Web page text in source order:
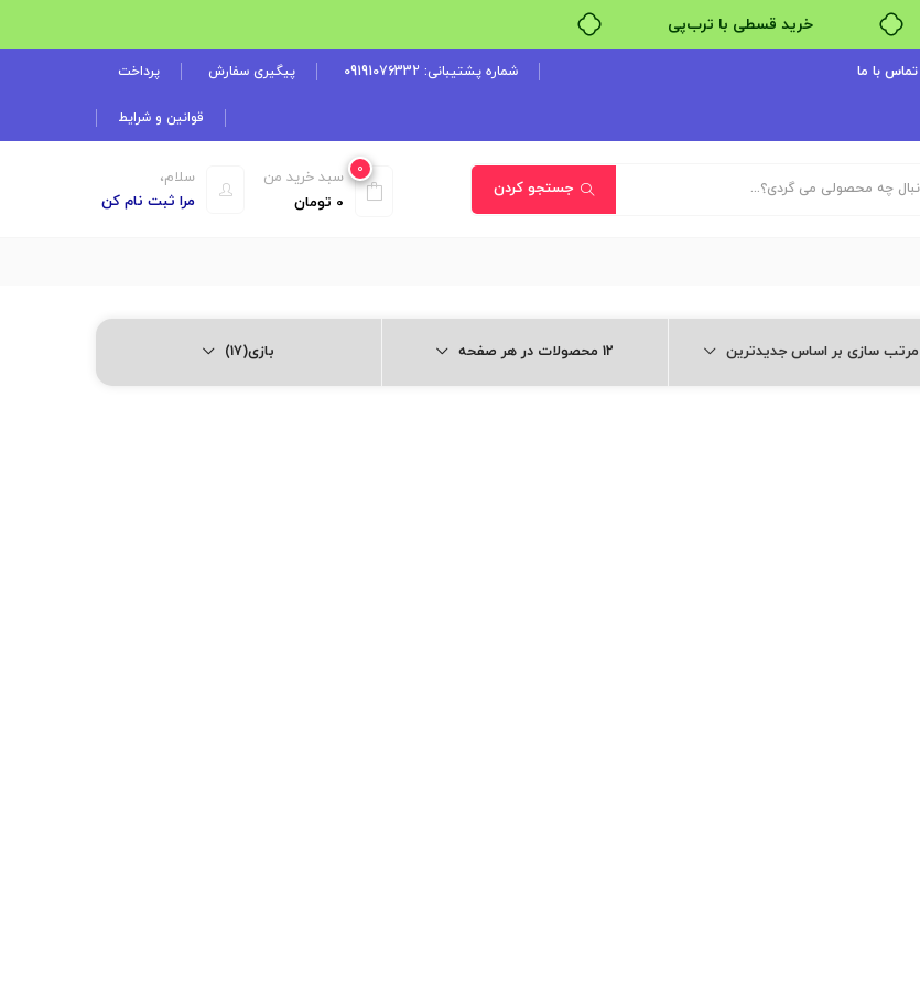
خرید قسطی با ترب‌پی
تماس با ما شماره پشتیبانی: 09191076332 پیگیری سفارش پرداخت
قوانین و شرایط
جستجو کردن
سلام،
مرا ثبت نام کن
0
سبد خرید من
0 تومان
مرتب سازی بر اساس جدیدترین 12 محصولات در هر صفحه بازی(17)